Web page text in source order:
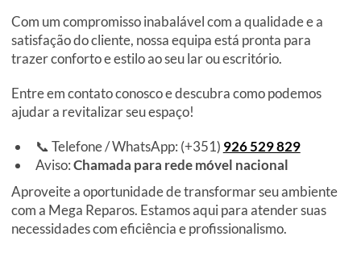
Com um compromisso inabalável com a qualidade e a
satisfação do cliente, nossa equipa está pronta para
trazer conforto e estilo ao seu lar ou escritório.
Entre em contato conosco e descubra como podemos
ajudar a revitalizar seu espaço!
📞 Telefone / WhatsApp: (+351) 926 529 829
Aviso:Chamada para rede móvel nacional
Aproveite a oportunidade de transformar seu ambiente
com a Mega Reparos. Estamos aqui para atender suas
necessidades com eficiência e profissionalismo.